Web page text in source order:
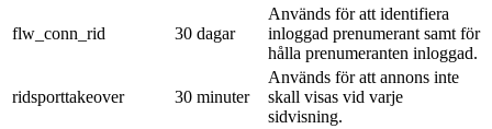
flw_conn_rid 30 dagar
Används för att identifiera
inloggad prenumerant samt för
hålla prenumeranten inloggad.
ridsporttakeover 30 minuter
Används för att annons inte
skall visas vid varje
sidvisning.